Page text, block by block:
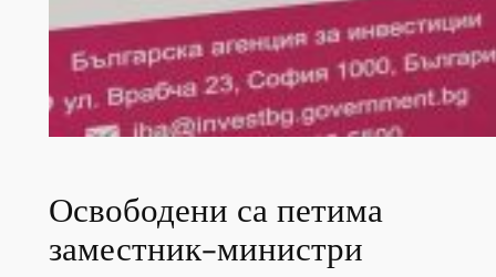
Освободени са петима
заместник-министри